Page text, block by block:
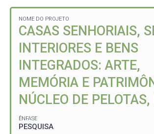
NOME DO PROJETO
CASAS SENHORIAIS,
INTERIORES E BENS
INTEGRADOS: ARTE,
MEMÓRIA E
NÚCLEO DE PELOTAS,
ÊNFASE
PESQUISA